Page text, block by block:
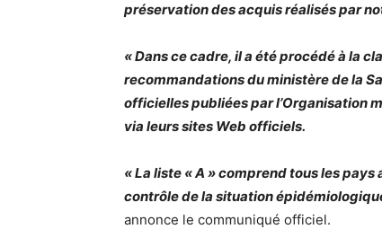
préservation des acquis réalisés par
« Dans ce cadre, il a été procédé à la
recommandations du ministère de la
officielles publiées par l’Organisation
via leurs sites Web officiels.
« La liste « A » comprend tous les
contrôle de la situation
annonce le communiqué officiel.